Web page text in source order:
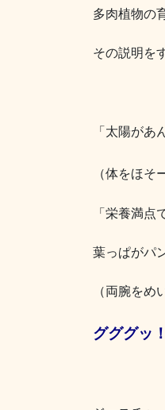
多肉植物の
その説明を
「太陽があ
（体をほそ
「栄養満点
葉っぱがパ
（両腕をめ
グググッ